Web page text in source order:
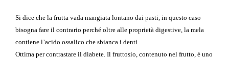
Si dice che la frutta vada mangiata lontano dai pasti, in questo caso
bisogna fare il contrario perché oltre alle proprietà digestive, la mela
contiene l’acido ossalico che sbianca i denti
Ottima per contrastare il diabete. Il fruttosio, contenuto nel frutto, è uno